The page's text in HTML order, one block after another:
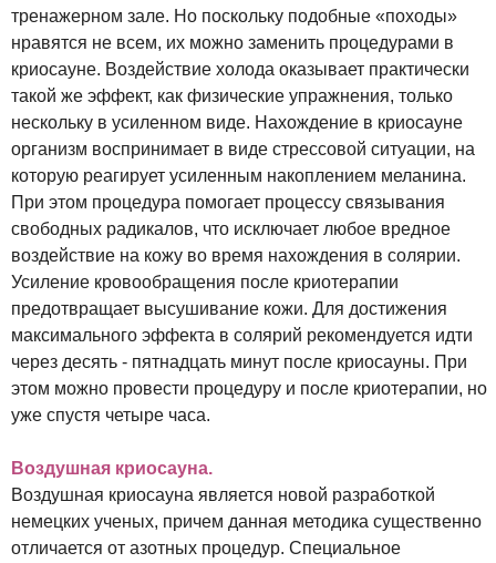
тренажерном зале. Но поскольку подобные «походы»
нравятся не всем, их можно заменить процедурами в
криосауне. Воздействие холода оказывает практически
такой же эффект, как физические упражнения, только
нескольку в усиленном виде. Нахождение в криосауне
организм воспринимает в виде стрессовой ситуации, на
которую реагирует усиленным накоплением меланина.
При этом процедура помогает процессу связывания
свободных радикалов, что исключает любое вредное
воздействие на кожу во время нахождения в солярии.
Усиление кровообращения после криотерапии
предотвращает высушивание кожи. Для достижения
максимального эффекта в солярий рекомендуется идти
через десять - пятнадцать минут после криосауны. При
этом можно провести процедуру и после криотерапии, но
уже спустя четыре часа.
Воздушная криосауна.
Воздушная криосауна является новой разработкой
немецких ученых, причем данная методика существенно
отличается от азотных процедур. Специальное